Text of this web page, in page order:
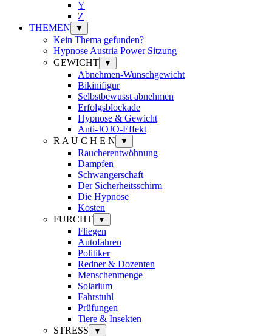
Y
Z
THEMEN
▼
Kein Thema gefunden?
Hypnose Austria Power Sitzung
GEWICHT
▼
Abnehmen-Wunschgewicht
Bikinifigur
Selbstbewusst abnehmen
Erfolgsblockade
Hypnose & Gewicht
Anti-JOJO-Effekt
R A U C H E N
▼
Raucherentwöhnung
Dampfen
Schwangerschaft
Der Sicherheitsschirm
Die Hypnose
Kosten
FURCHT
▼
Fliegen
Autofahren
Politiker
Redner & Dozenten
Menschenmenge
Solarium
Fahrstuhl
Prüfungen
Tiere & Insekten
STRESS
▼